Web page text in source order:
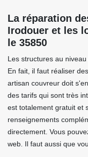
La réparation
Irodouer et les
le 35850
Les structures au
En fait, il faut réaliser
artisan couvreur doit
des tarifs qui sont très
est totalement gratuit et
renseignements
directement. Vous
web. Il faut aussi que